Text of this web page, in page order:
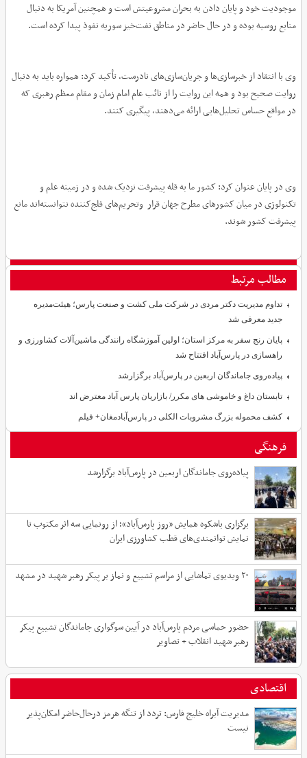
موجودیت خود و پایان دادن به بحران مشروعیتش است و همچنین آمریکا به دنبال
منابع روسیه بوده و در حال حاضر در مناطق نفت‌خیز سوریه نفوذ پیدا کرده است.
وی با انتقاد از خبرسازی‌ها و جریان‌سازی‌های نادرست، تأکید کرد: همواره باید به دنبال
روایت صحیح بود و همه این روایت را از نائب عام امام زمان و مقام معظم رهبری که
در مواقع حساس تحلیل‌هایی ارائه می‌دهند، پیگیری کنند.
وی در پایان عنوان کرد: کشور ما به قله پیشرفت نزدیک شده و در زمینه علم و
تکنولوژی در میان کشورهای مطرح جهان قرار وتحریم‌های فلج‌کننده نتوانسته‌اند مانع
پیشرفت کشور شوند.
مطالب مرتبط
تداوم مدیریت دکتر مردی در شرکت ملی کشت و صنعت پارس؛ هیئت‌مدیره
جدید معرفی شد
پایان رنج سفر به مرکز استان؛ اولین آموزشگاه رانندگی ماشین‌آلات کشاورزی و
راهسازی در پارس‌آباد افتتاح شد
پیاده‌روی جاماندگان اربعین در پارس‌آباد برگزارشد
تابستان داغ و خاموشی های مکرر/ بازاریان پارس آباد معترض اند
کشف محموله بزرگ مشروبات الکلی در پارس‌آبادمغان+ فیلم
فرهنگی
پیاده‌روی جاماندگان اربعین در پارس‌آباد برگزارشد
برگزاری باشکوه همایش «روز پارس‌آباد»؛ از رونمایی سه اثر مکتوب تا
نمایش توانمندی‌های قطب کشاورزی ایران
۲۰ ویدیوی تماشایی از مراسم تشییع و نماز بر پیکر رهبر شهید در مشهد
حضور حماسی مردم پارس‌آباد در آیین سوگواری جاماندگان تشییع پیکر
رهبر شهید انقلاب + تصاویر
اقتصادی
مدیریت آبراه خلیج فارس: تردد از تنگه هرمز درحال‌حاضر امکان‌پذیر
نیست